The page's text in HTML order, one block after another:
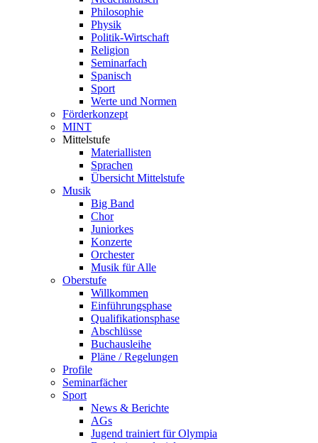
Philosophie
Physik
Politik-Wirtschaft
Religion
Seminarfach
Spanisch
Sport
Werte und Normen
Förderkonzept
MINT
Mittelstufe
Materiallisten
Sprachen
Übersicht Mittelstufe
Musik
Big Band
Chor
Juniorkes
Konzerte
Orchester
Musik für Alle
Oberstufe
Willkommen
Einführungsphase
Qualifikationsphase
Abschlüsse
Buchausleihe
Pläne / Regelungen
Profile
Seminarfächer
Sport
News & Berichte
AGs
Jugend trainiert für Olympia